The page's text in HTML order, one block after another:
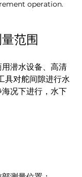
operation.
范围
潜水设备、高清
具对舵间隙进行水
况下进行，水下